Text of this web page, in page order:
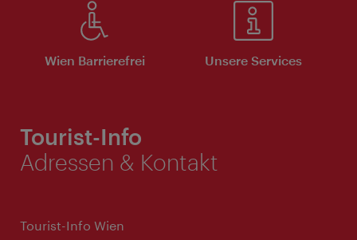
Wien Barrierefrei Unsere Services
Tourist-Info
Adressen & Kontakt
Tourist-Info Wien